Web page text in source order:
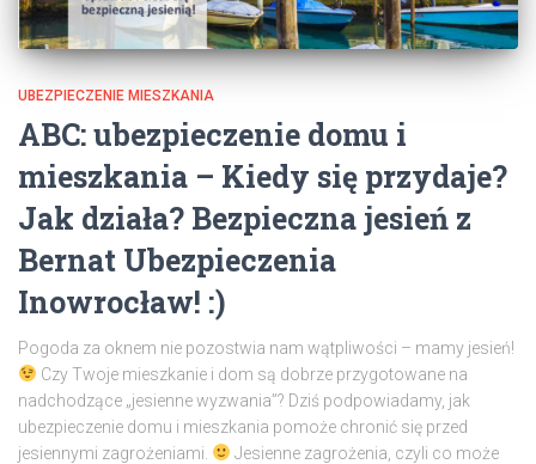
UBEZPIECZENIE MIESZKANIA
ABC: ubezpieczenie domu i
mieszkania – Kiedy się przydaje?
Jak działa? Bezpieczna jesień z
Bernat Ubezpieczenia
Inowrocław! :)
Pogoda za oknem nie pozostwia nam wątpliwości – mamy jesień!
Czy Twoje mieszkanie i dom są dobrze przygotowane na
nadchodzące „jesienne wyzwania”? Dziś podpowiadamy, jak
ubezpieczenie domu i mieszkania pomoże chronić się przed
jesiennymi zagrożeniami.
Jesienne zagrożenia, czyli co może